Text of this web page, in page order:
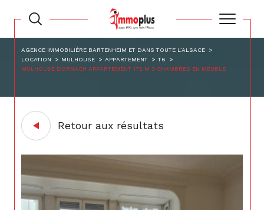
AGENCE IMMOBILIÈRE BARTENHEIM ET DANS TOUTE L’ALSACE
LOCATION
MULHOUSE APPARTEMENT
T6
MULHOUSE DORNACH APPARTEMENT 172 M 3 CHAMBRES EN MEUBLE
Retour aux résultats